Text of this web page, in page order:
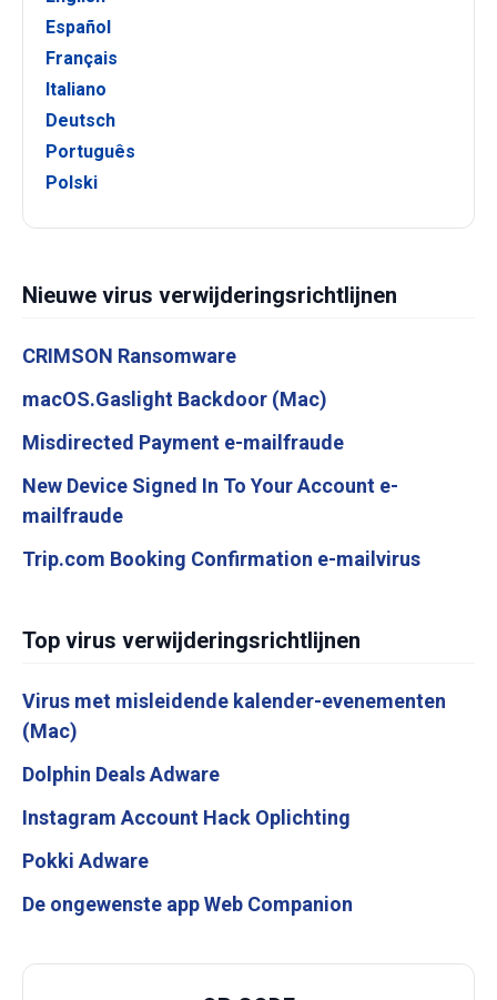
Español
Français
Italiano
Deutsch
Português
Polski
Nieuwe virus verwijderingsrichtlijnen
CRIMSON Ransomware
macOS.Gaslight Backdoor (Mac)
Misdirected Payment e-mailfraude
New Device Signed In To Your Account e-
mailfraude
Trip.com Booking Confirmation e-mailvirus
Top virus verwijderingsrichtlijnen
Virus met misleidende kalender-evenementen
(Mac)
Dolphin Deals Adware
Instagram Account Hack Oplichting
Pokki Adware
De ongewenste app Web Companion